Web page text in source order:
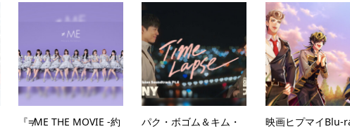
『≠ME THE MOVIE -約
パク・ボゴム＆キム・
映画ヒプマイBlu-